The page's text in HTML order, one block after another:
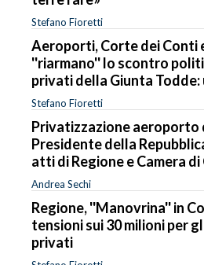
Stefano Fioretti
Aeroporti, Corte dei Conti
''riarmano'' lo scontro
privati della Giunta Todde:
Stefano Fioretti
Privatizzazione aeroporto
Presidente della
atti di Regione e Camera di
Andrea Sechi
Regione, ''Manovrina'' in
tensioni sui 30 milioni per
privati